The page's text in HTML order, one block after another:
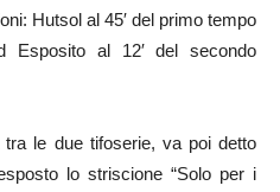
Hutsol al 45′ del primo tempo
Esposito al 12′ del secondo
tra le due tifoserie, va poi detto
lo striscione “Solo per i